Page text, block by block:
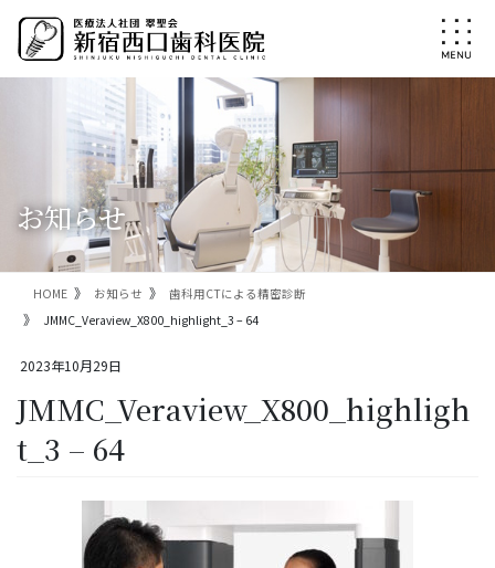
ン
ー
お知らせ
HOME お知らせ
歯科用CTによる精密診断
JMMC_Veraview_X800_highlight_3 – 64
2023年10月29日
JMMC_Veraview_X800_highligh
t_3 – 64